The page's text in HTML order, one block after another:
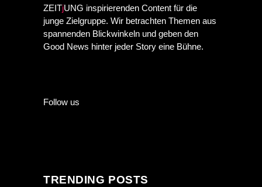
ZEITjUNG inspirierenden Content für die
junge Zielgruppe. Wir betrachten Themen aus
spannenden Blickwinkeln und geben den
Good News hinter jeder Story eine Bühne.
Follow us
TRENDING POSTS